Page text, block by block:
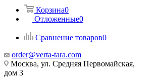
Корзина0
Отложенные0
Сравнение товаров0
order@verta-tara.com
Москва, ул. Средняя Первомайская,
дом 3